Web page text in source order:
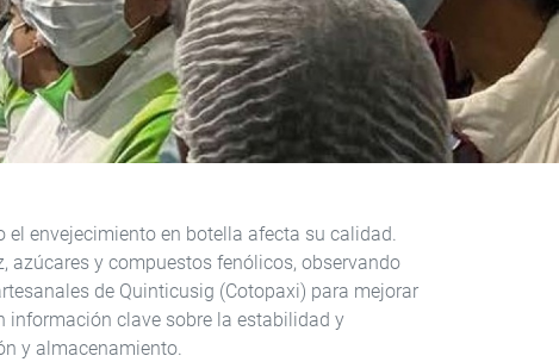
envejecimiento en botella afecta su calidad.
azúcares y compuestos fenólicos, observando
de Quinticusig (Cotopaxi) para mejorar
información clave sobre la estabilidad y
y almacenamiento.